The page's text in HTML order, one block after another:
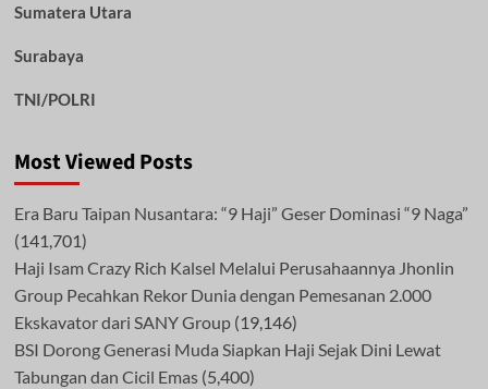
Sumatera Utara
Surabaya
TNI/POLRI
Most Viewed Posts
Era Baru Taipan Nusantara: “9 Haji” Geser Dominasi “9 Naga”
(141,701)
Haji Isam Crazy Rich Kalsel Melalui Perusahaannya Jhonlin
Group Pecahkan Rekor Dunia dengan Pemesanan 2.000
Ekskavator dari SANY Group (19,146)
BSI Dorong Generasi Muda Siapkan Haji Sejak Dini Lewat
Tabungan dan Cicil Emas (5,400)